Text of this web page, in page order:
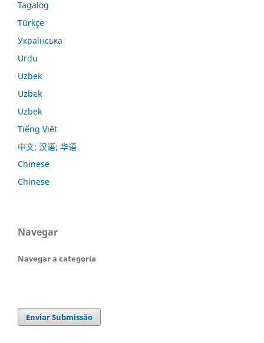
Tagalog
Türkçe
Українська
Urdu
Uzbek
Uzbek
Uzbek
Tiếng Việt
中文; 汉语; 华语
Chinese
Chinese
Navegar
Navegar a categoria
Enviar Submissão